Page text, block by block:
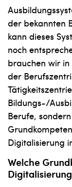
der bekannten
kann dieses
noch
brauchen wir
der
Bildungs-/
Berufe,
Digitalisierung
Welche